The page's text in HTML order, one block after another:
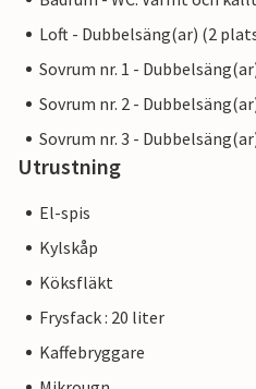
Loft - Dubbelsäng(ar) (2
Sovrum nr. 1 -
Sovrum nr. 2 -
Sovrum nr. 3 -
Utrustning
El-spis
Kylskåp
Köksfläkt
Frysfack : 20 liter
Kaffebryggare